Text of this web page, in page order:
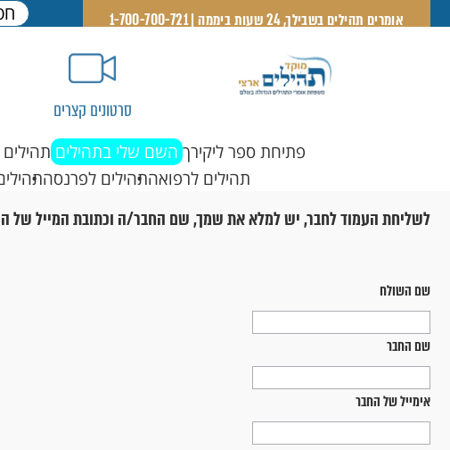
אומרים תהילים בשבילך, 24 שעות ביממה | 1-700-700-721
סרטונים קצרים
פתיחת ספר ליקירך השם שלי בתהילים
תהילים לרפואהתהילים לפרנסה
לשליחת העמוד לחבר, יש למלא את שמך, שם החבר/ה וכתובת המייל של
שם השולח
שם החבר
אימייל של החבר